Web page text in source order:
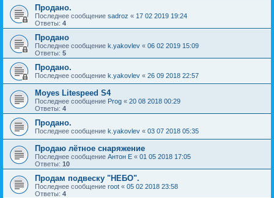
Продано.
Последнее сообщение sadroz « 17 02 2019 19:24
Ответы: 4
Продано
Последнее сообщение k.yakovlev « 06 02 2019 15:09
Ответы: 5
Продано.
Последнее сообщение k.yakovlev « 26 09 2018 22:57
Moyes Litespeed S4
Последнее сообщение Prog « 20 08 2018 00:29
Ответы: 4
Продано.
Последнее сообщение k.yakovlev « 03 07 2018 05:35
Продаю лётное снаряжение
Последнее сообщение Антон Е « 01 05 2018 17:05
Ответы: 10
Продам подвеску "НЕБО".
Последнее сообщение root « 05 02 2018 23:58
Ответы: 4